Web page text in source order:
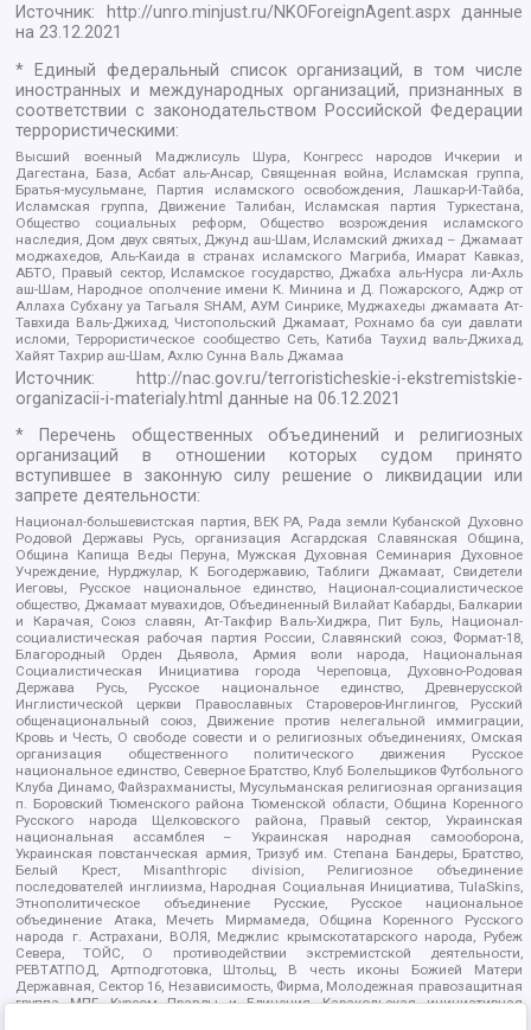
Источник: http://unro.minjust.ru/NKOForeignAgent.aspxданные
на23.12.2021
* Единый федеральный список организаций, в том числе
иностранных и международных организаций, признанных в
соответствии с законодательством Российской Федерации
террористическими:
Высший военный Маджлисуль Шура, Конгресс народов Ичкерии и
Дагестана, База, Асбат аль-Ансар, Священная война, Исламская группа,
Братья-мусульмане, Партия исламского освобождения, Лашкар-И-Тайба,
Исламская группа, Движение Талибан, Исламская партия Туркестана,
Общество социальных реформ, Общество возрождения исламского
наследия, Дом двух святых, Джунд аш-Шам, Исламский джихад – Джамаат
моджахедов, Аль-Каида в странах исламского Магриба, Имарат Кавказ,
АБТО, Правый сектор, Исламское государство, Джабха аль-Нусра ли-Ахль
аш-Шам, Народное ополчение имени К. Минина и Д. Пожарского, Аджр от
Аллаха Субхану уа Тагьаля SHAM, АУМ Синрике, Муджахеды джамаата Ат-
Тавхида Валь-Джихад, Чистопольский Джамаат, Рохнамо ба суи давлати
исломи, Террористическое сообщество Сеть, Катиба Таухид валь-Джихад,
Хайят Тахрир аш-Шам, Ахлю Сунна Валь Джамаа
Источник:
http://nac.gov.ru/terroristicheskie-i-ekstremistskie-
organizacii-i-materialy.html данные на06.12.2021
* Перечень общественных объединений и религиозных
организаций в отношении которых судом принято
вступившее в законную силу решение о ликвидации или
запрете деятельности:
Национал-большевистская партия, ВЕК РА, Рада земли Кубанской Духовно
Родовой Державы Русь, организация Асгардская Славянская Община,
Община Капища Веды Перуна, Мужская Духовная Семинария Духовное
Учреждение, Нурджулар, К Богодержавию, Таблиги Джамаат, Свидетели
Иеговы, Русское национальное единство, Национал-социалистическое
общество, Джамаат мувахидов, Объединенный Вилайат Кабарды, Балкарии
и Карачая, Союз славян, Ат-Такфир Валь-Хиджра, Пит Буль, Национал-
социалистическая рабочая партия России, Славянский союз, Формат-18,
Благородный Орден Дьявола, Армия воли народа, Национальная
Социалистическая Инициатива города Череповца, Духовно-Родовая
Держава Русь, Русское национальное единство, Древнерусской
Инглистической церкви Православных Староверов-Инглингов, Русский
общенациональный союз, Движение против нелегальной иммиграции,
Кровь и Честь, О свободе совести и о религиозных объединениях, Омская
организация общественного политического движения Русское
национальное единство, Северное Братство, Клуб Болельщиков Футбольного
Клуба Динамо, Файзрахманисты, Мусульманская религиозная организация
п. Боровский Тюменского района Тюменской области, Община Коренного
Русского народа Щелковского района, Правый сектор, Украинская
национальная ассамблея – Украинская народная самооборона,
Украинская повстанческая армия, Тризуб им. Степана Бандеры, Братство,
Белый Крест, Misanthropic division, Религиозное объединение
последователей инглиизма, Народная Социальная Инициатива, TulaSkins,
Этнополитическое объединение Русские, Русское национальное
объединение Атака, Мечеть Мирмамеда, Община Коренного Русского
народа г. Астрахани, ВОЛЯ, Меджлис крымскотатарского народа, Рубеж
Севера, ТОЙС, О противодействии экстремистской деятельности,
РЕВТАТПОД, Артподготовка, Штольц, В честь иконы Божией Матери
Державная, Сектор 16, Независимость, Фирма, Молодежная правозащитная
группа МПГ, Курсом Правды и Единения, Каракольская инициативная